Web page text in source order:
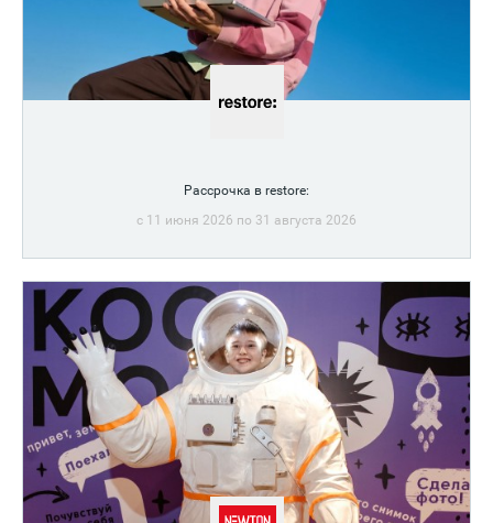
Рассрочка в restore:
c 11 июня 2026 по 31 августа 2026
магазине restore:.